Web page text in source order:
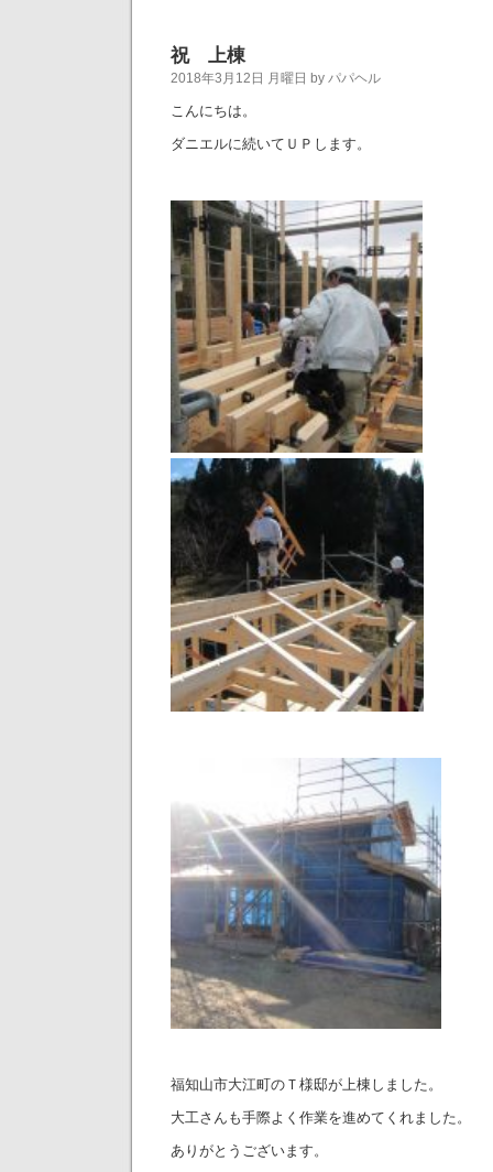
祝 上棟
2018年3月12日 月曜日 by パパヘル
こんにちは。
ダニエルに続いてＵＰします。
福知山市大江町のＴ様邸が上棟しました。
大工さんも手際よく作業を進めてくれました。
ありがとうございます。